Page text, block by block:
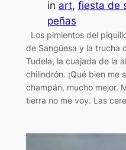
in art, fiesta de
peñas
Los pimientos del
de Sangüesa y la trucha
Tudela, la cuajada de la
chilindrón. ¡Qué bien me
champán, mucho mejor.
tierra no me voy. Las